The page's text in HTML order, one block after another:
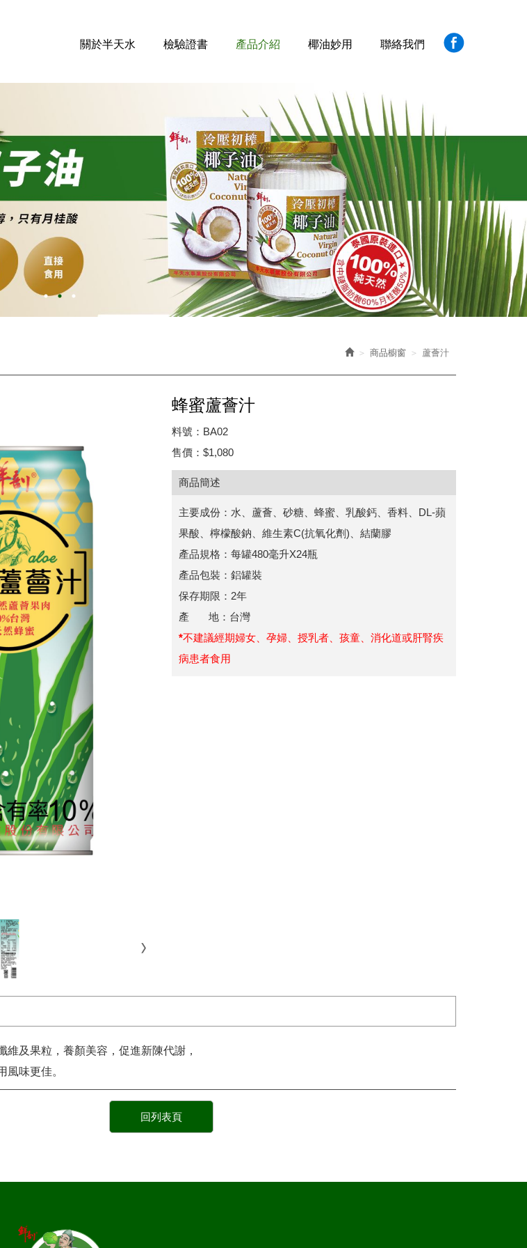
關於半天水 檢驗證書 產品介紹 椰油妙用 聯絡我們
商品櫥窗 蘆薈汁
蜂蜜蘆薈汁
料號：BA02
售價：$1,080
商品簡述
主要成份：水、蘆薈、砂糖、蜂蜜、乳酸鈣、香料、DL-蘋
果酸、檸檬酸鈉、維生素C(抗氧化劑)、結蘭膠
產品規格：每罐480毫升X24瓶
產品包裝：鋁罐裝
保存期限：2年
產 地：台灣
*不建議經期婦女、孕婦 、授乳者、孩童、消化道或肝腎疾
病患者食用
維及果粒，養顏美容，促進新陳代謝，
風味更佳。
回列表頁